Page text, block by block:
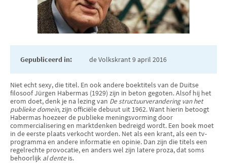
Gepubliceerd in: de Volkskrant 9 april 2016
Niet echt sexy, die titel. En ook andere boektitels van de Duitse
filosoof Jürgen Habermas (1929) zijn in beton gegoten. Alsof hij het
erom doet, denk je na lezing van De structuurverandering van het
publieke domein, zijn officiële debuut uit 1962. Want hierin betoogt
Habermas hoezeer de publieke meningsvorming door
commercialisering en marktdenken bedreigd wordt. Een boek moet
in de eerste plaats verkocht worden. Net als een krant, als een tv-
programma en andere informatie en opinie. Dan zijn die titels een
regelrechte provocatie, en anders wel zijn latere proza, dat soms
behoorlijk al denteis.